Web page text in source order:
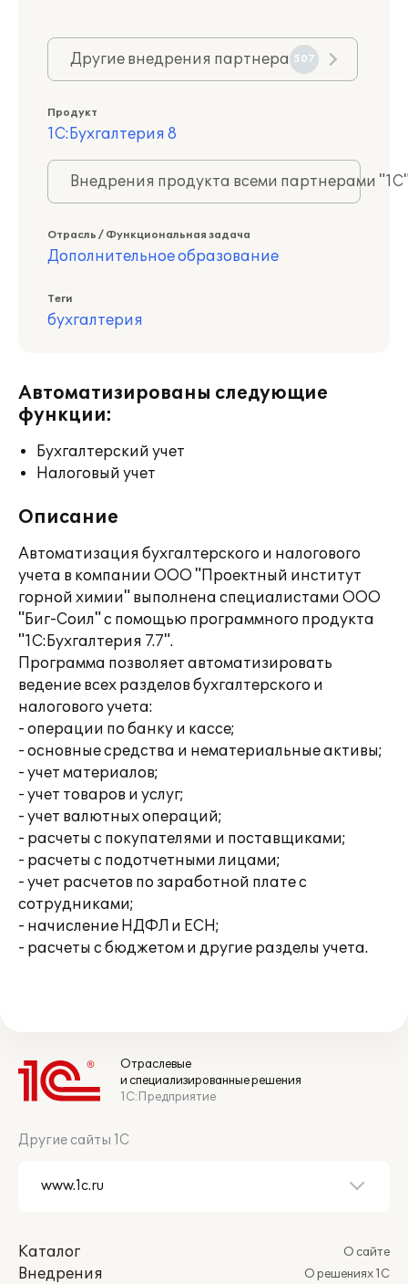
Другие внедрения партнера 507
Продукт
1С:Бухгалтерия 8
Внедрения продукта всеми партнерами
Отрасль / Функциональная задача
Дополнительное образование
Теги
бухгалтерия
Автоматизированы следующие
функции:
Бухгалтерский учет
Налоговый учет
Описание
Автоматизация бухгалтерского и налогового
учета в компании ООО "Проектный институт
горной химии" выполнена специалистами ООО
"Биг-Соил" с помощью программного продукта
"1С:Бухгалтерия 7.7".
Программа позволяет автоматизировать
ведение всех разделов бухгалтерского и
налогового учета:
- операции по банку и кассе;
- основные средства и нематериальные активы;
- учет материалов;
- учет товаров и услуг;
- учет валютных операций;
- расчеты с покупателями и поставщиками;
- расчеты с подотчетными лицами;
- учет расчетов по заработной плате с
сотрудниками;
- начисление НДФЛ и ЕСН;
- расчеты с бюджетом и другие разделы учета.
Отраслевые
и специализированные решения
1С:Предприятие
Другие сайты 1С
Каталог
Внедрения
О сайте
О решениях 1С